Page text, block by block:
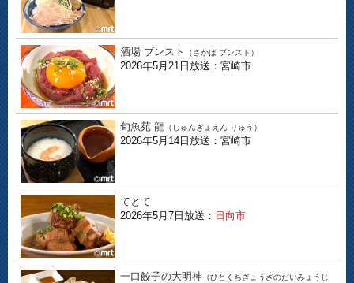
酒場 ブンスト （さかば ブンスト）
2026年5月21日放送：宮崎市
旬魚苑 龍 （しゅんぎょえん りゅう）
2026年5月14日放送：宮崎市
てとて
2026年5月7日放送： 日向市
一口餃子の大明神 （ひとくちぎょうざのだいみょうじ